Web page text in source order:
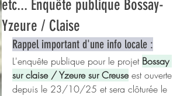
etc... Enquête publique Bossay-
Yzeure / Claise
Rappel important d'une info locale :
L'enquête publique pour le projet Bossay
sur claise / Yzeure sur Creuse est ouverte
depuis le 23/10/25 et sera clôturée le